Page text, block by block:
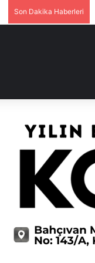
Son Dakika Haberleri